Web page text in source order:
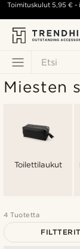
Etsi
Toimituskulut5,95 € -
Miesten
Toilettilaukut
4 Tuotetta
FILTTERIT